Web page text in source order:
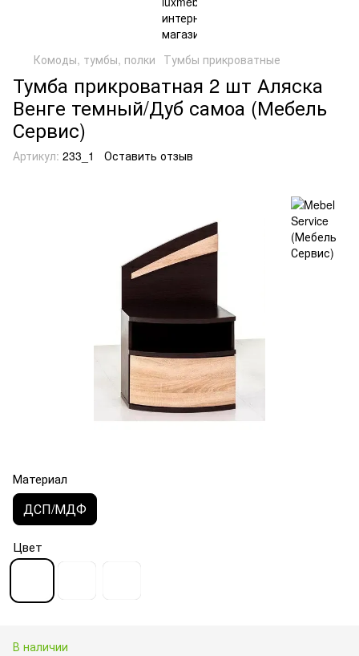
Комоды, тумбы, полки Тумбы прикроватные
Тумба прикроватная 2 шт Аляска
Венге темный/Дуб самоа (Мебель
Сервис)
Артикул: 233_1 Оставить отзыв
Материал
ДСП/МДФ
Цвет
В наличии